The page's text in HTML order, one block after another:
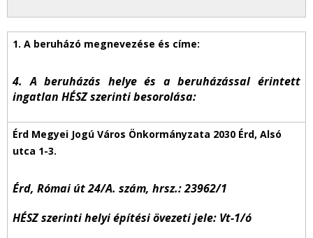
4. A beruházás helye és a beruházással érintett
ingatlan HÉSZ szerinti besorolása:
Érd, Római út 24/A. szám, hrsz.: 23962/1
HÉSZ szerinti helyi építési övezeti jele: Vt-1/ó